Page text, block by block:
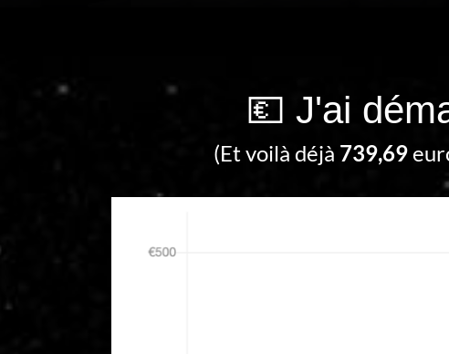
💶 J'ai
(Et voilà déjà 739,69